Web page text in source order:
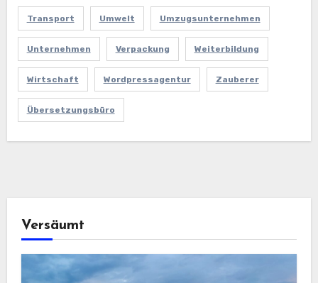
Transport Umwelt Umzugsunternehmen
Unternehmen Verpackung Weiterbildung
Wirtschaft Wordpressagentur Zauberer
Übersetzungsbüro
Versäumt